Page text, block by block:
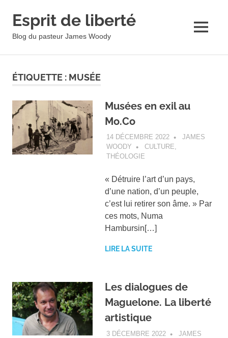
Esprit de liberté
Blog du pasteur James Woody MENU
ÉTIQUETTE : MUSÉE
Musées en exil au
Mo.Co
14 DÉCEMBRE 2022
JAMES
WOODY
CULTURE,
THÉOLOGIE
« Détruire l’art d’un pays,
d’une nation, d’un peuple,
c’est lui retirer son âme. » Par
ces mots, Numa
Hambursin[…]
LIRE LA SUITE
Les dialogues de
Maguelone. La liberté
artistique
3 DÉCEMBRE 2022
JAMES